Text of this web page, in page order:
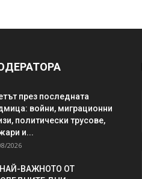
през последната
войни, миграционни
политически трусове,
и...
2026
НАЙ-ВАЖНОТО ОТ